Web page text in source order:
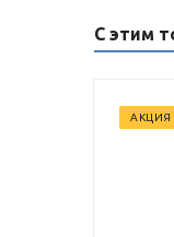
С этим
АКЦИЯ